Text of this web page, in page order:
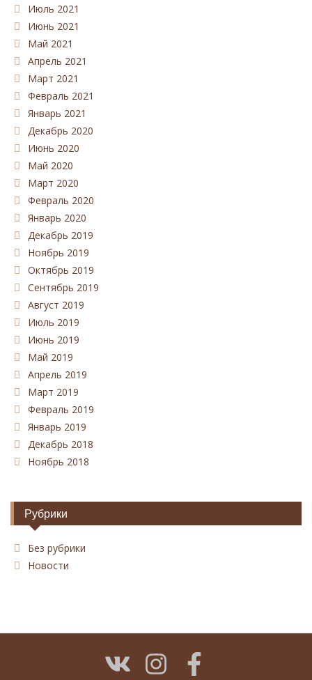
Июль 2021
Июнь 2021
Май 2021
Апрель 2021
Март 2021
Февраль 2021
Январь 2021
Декабрь 2020
Июнь 2020
Май 2020
Март 2020
Февраль 2020
Январь 2020
Декабрь 2019
Ноябрь 2019
Октябрь 2019
Сентябрь 2019
Август 2019
Июль 2019
Июнь 2019
Май 2019
Апрель 2019
Март 2019
Февраль 2019
Январь 2019
Декабрь 2018
Ноябрь 2018
Рубрики
Без рубрики
Новости